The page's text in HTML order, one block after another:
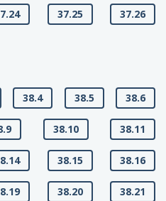
37.25 37.26
38.4 38.5 38.6
38.10 38.11
38.15 38.16
38.20 38.21